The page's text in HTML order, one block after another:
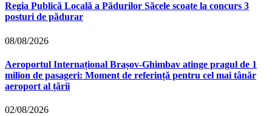
Regia Publică Locală a Pădurilor Săcele scoate la concurs 3
posturi de pădurar
08/08/2026
Aeroportul Internațional Brașov‑Ghimbav atinge pragul de 1
milion de pasageri: Moment de referință pentru cel mai tânăr
aeroport al țării
02/08/2026